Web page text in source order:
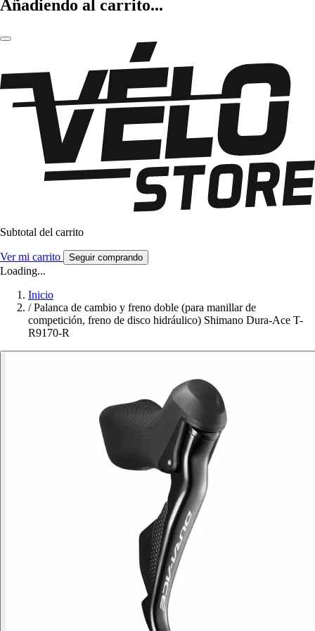
Añadiendo al carrito...
Subtotal del carrito
Ver mi carrito Seguir comprando
Loading...
Inicio
/ Palanca de cambio y freno doble (para manillar de
competición, freno de disco hidráulico) Shimano Dura-Ace T-
R9170-R